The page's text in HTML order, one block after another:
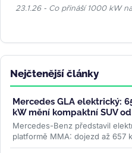
23.1.26 - Co přináší 1000 kW
Nejčtenější články
Mercedes GLA elektrický:
kW mění kompaktní SUV
Mercedes-Benz představil
platformě MMA: dojezd až 657
kW a plnění na 80 % za 22...>>